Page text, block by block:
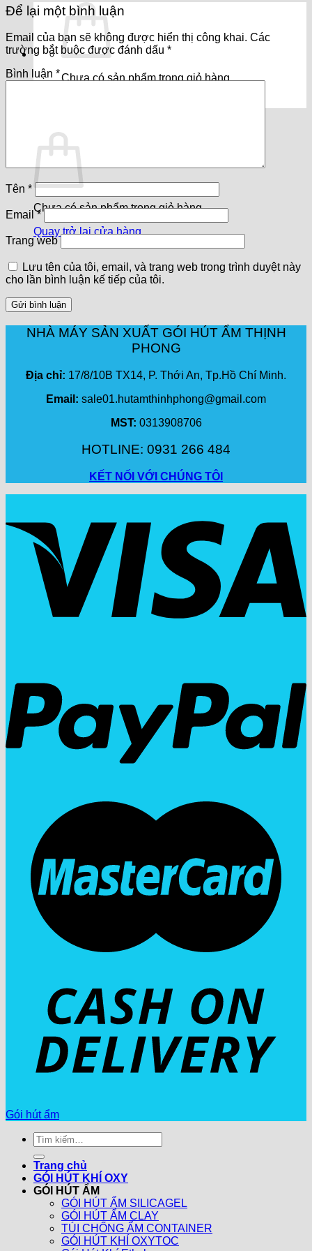
Chưa có sản phẩm trong giỏ hàng.
Chưa có sản phẩm trong giỏ hàng.
Quay trở lại cửa hàng
Để lại một bình luận
Email của bạn sẽ không được hiển thị công khai. Các
trường bắt buộc được đánh dấu *
Bình luận *
Tên *
Email*
Trang web
Lưu tên của tôi, email, và trang web trong trình duyệt này
cho lần bình luận kế tiếp của tôi.
NHÀ MÁY SẢN XUẤT GÓI HÚT ẨM THỊNH
PHONG
Địa chỉ: 17/8/10B TX14, P. Thới An, Tp.Hồ Chí Minh.
Email: sale01.hutamthinhphong@gmail.com
MST: 0313908706
HOTLINE: 0931 266 484
KẾT NỐI VỚI CHÚNG TÔI
Gói hút ẩm
Tìm
kiếm:
Trang chủ
GÓI HÚT KHÍ OXY
GÓI HÚT ẨM
GÓI HÚT ẨM SILICAGEL
GÓI HÚT ẨM CLAY
TÚI CHỐNG ẨM CONTAINER
GÓI HÚT KHÍ OXYTOC